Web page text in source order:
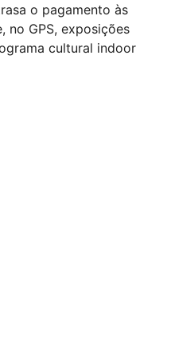
o pagamento às
no GPS, exposições
cultural indoor